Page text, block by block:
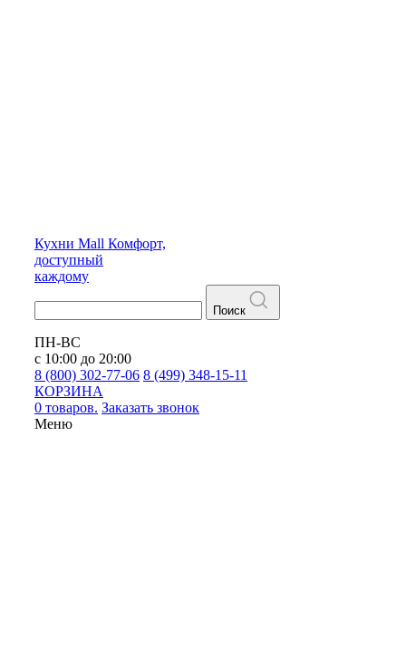
Кухни Mall Комфорт,
доступный
каждому
Поиск
ПН-ВС
с 10:00 до 20:00
8 (800) 302-77-06 8 (499) 348-15-11
КОРЗИНА
0 товаров. Заказать звонок
Меню